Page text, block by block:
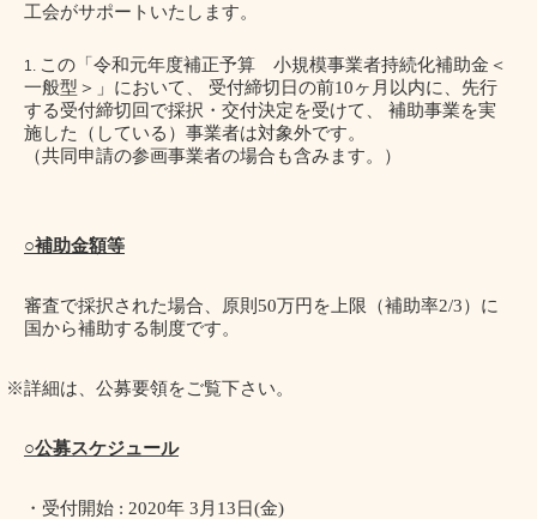
工会がサポートいたします。
この「令和元年度補正予算 小規模事業者持続化補助金＜
一般型＞」において、 受付締切日の前10ヶ月以内に、先行
する受付締切回で採択・交付決定を受けて、 補助事業を実
施した（している）事業者は対象外です。
（共同申請の参画事業者の場合も含みます。）
○補助金額等
審査で採択された場合、原則 50万円を上限（補助率2/3）に
国から補助する制度です。
※詳細は、公募要領をご覧下さい。
○公募スケジュール
・受付開始 : 2020年 3 月 13日(金)